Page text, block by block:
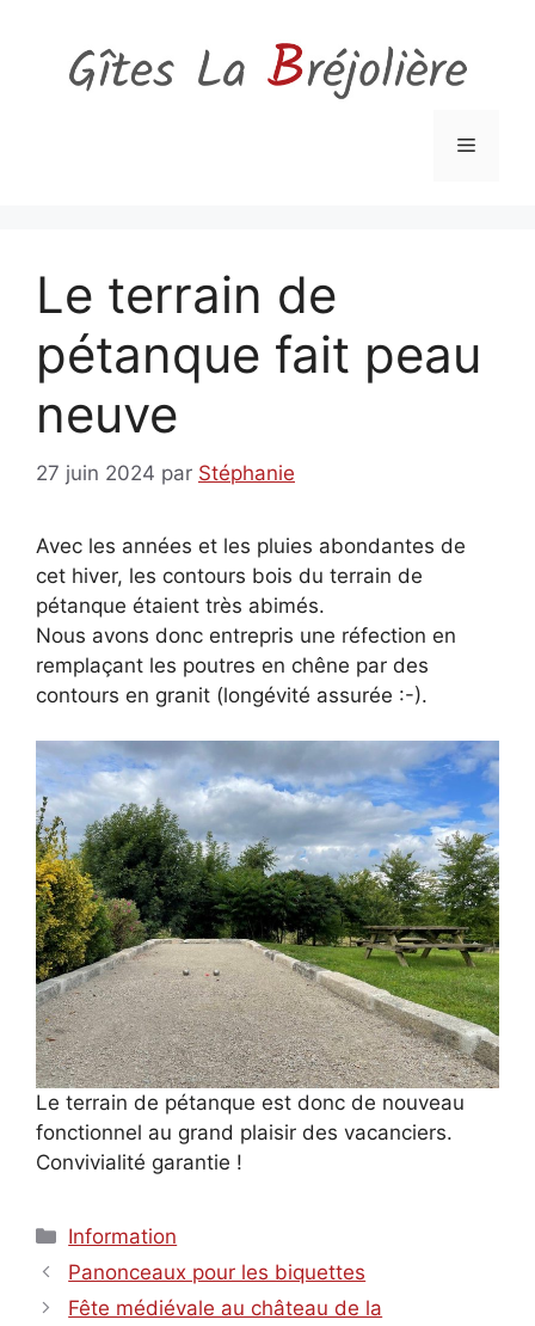
contenu
Menu
Le terrain de
pétanque fait peau
neuve
27 juin 2024 par Stéphanie
Avec les années et les pluies abondantes de
cet hiver, les contours bois du terrain de
pétanque étaient très abimés.
Nous avons donc entrepris une réfection en
remplaçant les poutres en chêne par des
contours en granit (longévité assurée :-).
Le terrain de pétanque est donc de nouveau
fonctionnel au grand plaisir des vacanciers.
Convivialité garantie !
Catégories
Information
Panonceaux pour les biquettes
Fête médiévale au château de la